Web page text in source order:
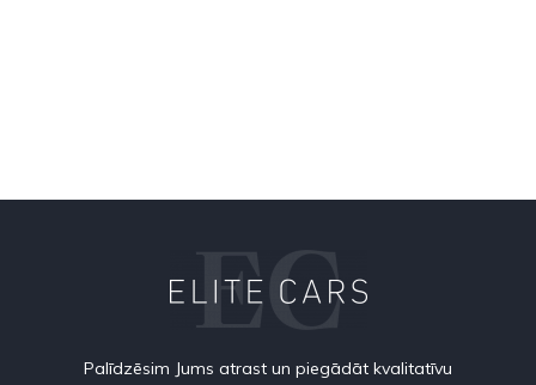
Palīdzēsim Jums atrast un piegādāt kvalitatīvu